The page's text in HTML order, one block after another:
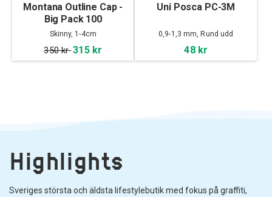
Montana Outline Cap -
Big Pack 100
Skinny, 1-4cm
350 kr315 kr
Uni Posca PC-3M
0,9-1,3 mm, Rund udd
48 kr
Highlights
Sveriges största och äldsta lifestylebutik med fokus på graffiti,